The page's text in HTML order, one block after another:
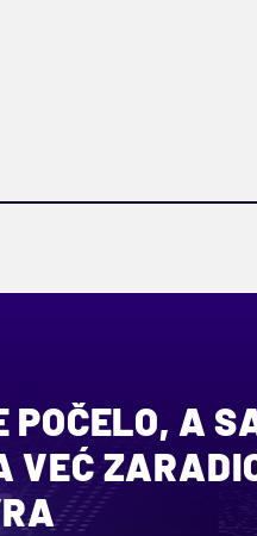
POČELO, A
VEĆ